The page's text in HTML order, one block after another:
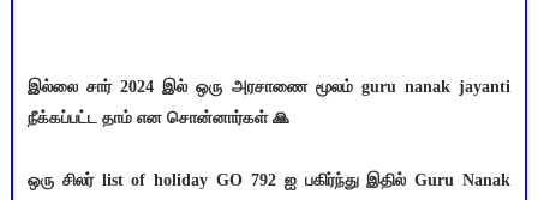
இல்லை சார் 2024 இல் ஒரு அரசாணை மூலம் guru nanak jayanti
நீக்கப்பட்ட தாம் என சொன்னார்கள் 🙏
ஒரு சிலர் list of holiday GO 792 ஐ பகிர்ந்து இதில் Guru Nanak